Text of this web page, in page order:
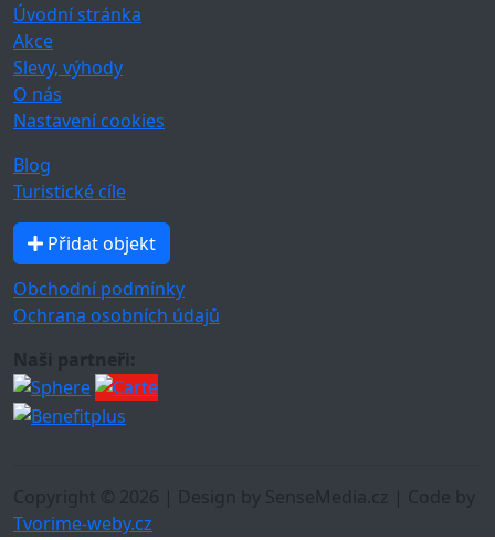
Úvodní stránka
Akce
Slevy, výhody
O nás
Nastavení cookies
Blog
Turistické cíle
Přidat objekt
Obchodní podmínky
Ochrana osobních údajů
Naši partneři:
Copyright © 2026 | Design by SenseMedia.cz | Code by
Tvorime-weby.cz